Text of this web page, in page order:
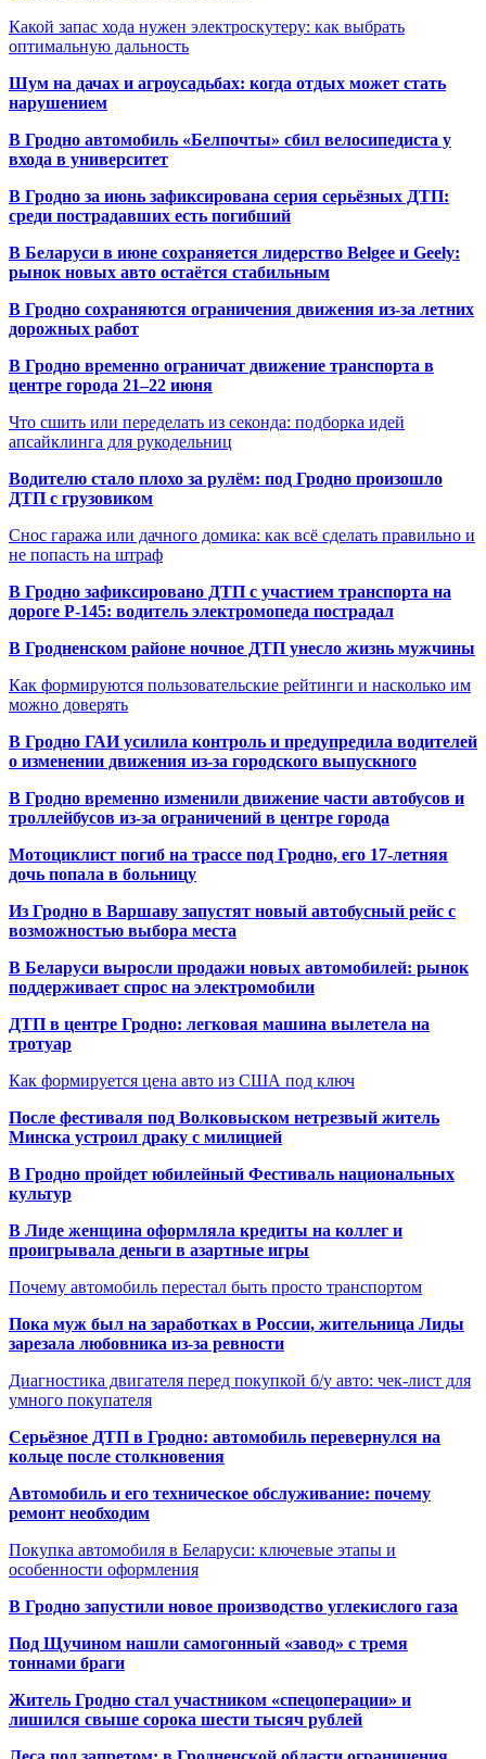
Какой запас хода нужен электроскутеру: как выбрать
оптимальную дальность
Шум на дачах и агроусадьбах: когда отдых может стать
нарушением
В Гродно автомобиль «Белпочты» сбил велосипедиста у
входа в университет
В Гродно за июнь зафиксирована серия серьёзных ДТП:
среди пострадавших есть погибший
В Беларуси в июне сохраняется лидерство Belgee и Geely:
рынок новых авто остаётся стабильным
В Гродно сохраняются ограничения движения из-за летних
дорожных работ
В Гродно временно ограничат движение транспорта в
центре города 21–22 июня
Что сшить или переделать из секонда: подборка идей
апсайклинга для рукодельниц
Водителю стало плохо за рулём: под Гродно произошло
ДТП с грузовиком
Снос гаража или дачного домика: как всё сделать правильно и
не попасть на штраф
В Гродно зафиксировано ДТП с участием транспорта на
дороге Р-145: водитель электромопеда пострадал
В Гродненском районе ночное ДТП унесло жизнь мужчины
Как формируются пользовательские рейтинги и насколько им
можно доверять
В Гродно ГАИ усилила контроль и предупредила водителей
о изменении движения из-за городского выпускного
В Гродно временно изменили движение части автобусов и
троллейбусов из-за ограничений в центре города
Мотоциклист погиб на трассе под Гродно, его 17-летняя
дочь попала в больницу
Из Гродно в Варшаву запустят новый автобусный рейс с
возможностью выбора места
В Беларуси выросли продажи новых автомобилей: рынок
поддерживает спрос на электромобили
ДТП в центре Гродно: легковая машина вылетела на
тротуар
Как формируется цена авто из США под ключ
После фестиваля под Волковыском нетрезвый житель
Минска устроил драку с милицией
В Гродно пройдет юбилейный Фестиваль национальных
культур
В Лиде женщина оформляла кредиты на коллег и
проигрывала деньги в азартные игры
Почему автомобиль перестал быть просто транспортом
Пока муж был на заработках в России, жительница Лиды
зарезала любовника из-за ревности
Диагностика двигателя перед покупкой б/у авто: чек-лист для
умного покупателя
Серьёзное ДТП в Гродно: автомобиль перевернулся на
кольце после столкновения
Автомобиль и его техническое обслуживание: почему
ремонт необходим
Покупка автомобиля в Беларуси: ключевые этапы и
особенности оформления
В Гродно запустили новое производство углекислого газа
Под Щучином нашли самогонный «завод» с тремя
тоннами браги
Житель Гродно стал участником «спецоперации» и
лишился свыше сорока шести тысяч рублей